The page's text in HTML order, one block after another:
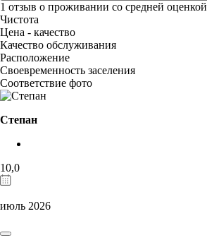
1 отзыв о проживании со средней оценкой
Чистота
Цена - качество
Качество обслуживания
Расположение
Своевременность заселения
Соответствие фото
Степан
10,0
июль 2026